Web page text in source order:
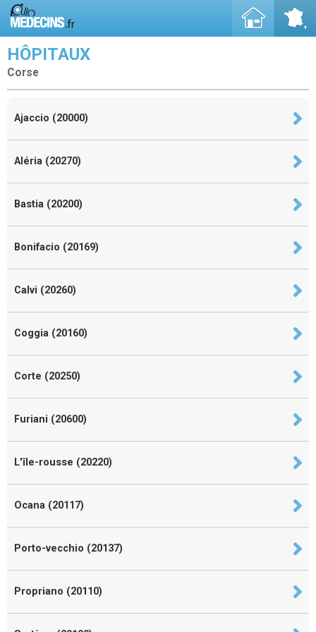
HÔPITAUX
Corse
Ajaccio (20000)
Aléria (20270)
Bastia (20200)
Bonifacio (20169)
Calvi (20260)
Coggia (20160)
Corte (20250)
Furiani (20600)
L'île-rousse (20220)
Ocana (20117)
Porto-vecchio (20137)
Propriano (20110)